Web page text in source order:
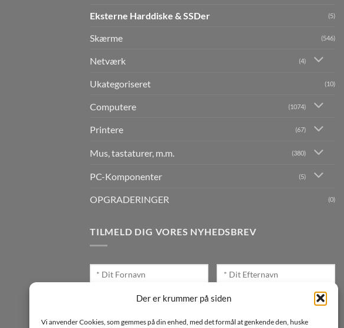
Der er krummer på siden
Vi anvender Cookies, som gemmes på din enhed, med det formål at genkende den, huske
Eksterne Harddiske & SSDer (5)
Skærme (546)
Netværk (4)
Ukategoriseret (10)
Computere (1074)
Printere (67)
Mus, tastaturer, m.m. (380)
PC-Komponenter (5)
OPGRADERINGER (0)
TILMELD DIG VORES NYHEDSBREV